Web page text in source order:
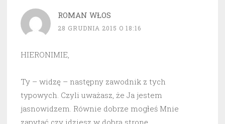
ROMAN WŁOS
28 GRUDNIA 2015 O 18:16
HIERONIMIE,
Ty – widzę – następny zawodnik z tych
typowych. Czyli uważasz, że Ja jestem
jasnowidzem. Równie dobrze mogłeś Mnie